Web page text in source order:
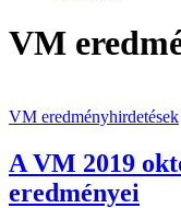
VM
VM eredményhirdetések
A VM 2019
eredményei